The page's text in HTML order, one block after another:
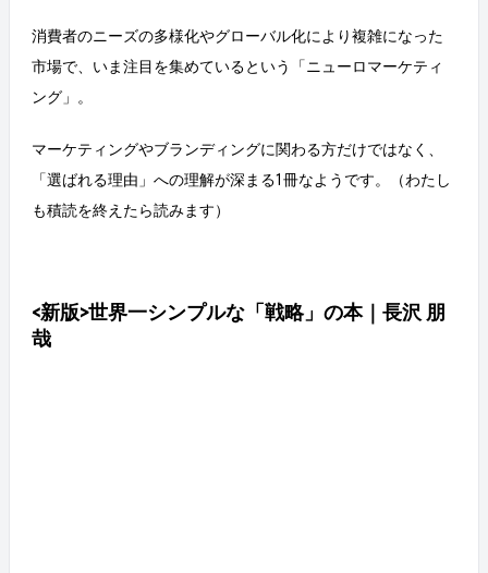
消費者のニーズの多様化やグローバル化により複雑になった
市場で、いま注目を集めているという「ニューロマーケティ
ング」。
マーケティングやブランディングに関わる方だけではなく、
「選ばれる理由」への理解が深まる1冊なようです。（わたし
も積読を終えたら読みます）
<新版>世界一シンプルな「戦略」の本｜長沢 朋
哉